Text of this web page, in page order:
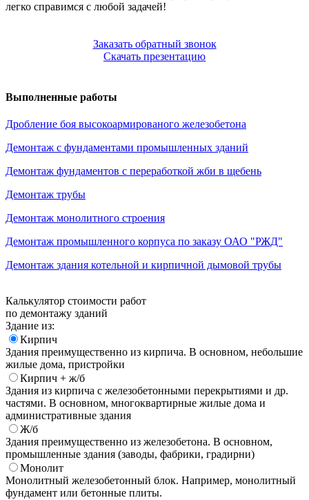
легко справимся с любой задачей!
Заказать обратный звонок
Скачать презентацию
Выполненные работы
Дробление боя высокоармированого железобетона
Демонтаж с фундаментами промышленных зданий
Демонтаж фундаментов с переработкой жби в щебень
Демонтаж трубы
Демонтаж монолитного строения
Демонтаж промышленного корпуса по заказу ОАО "РЖД"
Демонтаж здания котельной и кирпичной дымовой трубы
Калькулятор стоимости работ
по демонтажу зданий
Здание из:
Кирпич
Здания преимущественно из кирпича. В основном, небольшие
жилые дома, пристройки
Кирпич + ж/б
Здания из кирпича с железобетонными перекрытиями и др.
частями. В основном, многоквартирные жилые дома и
административные здания
Ж/б
Здания преимущественно из железобетона. В основном,
промышленные здания (заводы, фабрики, градирни)
Монолит
Монолитный железобетонный блок. Например, монолитный
фундамент или бетонные плиты.